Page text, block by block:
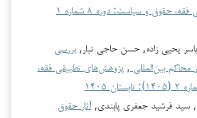
پژوهش‌های تطبیقی فقه، حقوق و سیاست: دوره ۸ شماره ۱
یحیی زاده, حسن حاجی تبار,بررسی
بین‌المللی , پژوهش‌های تطبیقی فقه،
سید فرشید جعفری پابندی,آثار حقوق